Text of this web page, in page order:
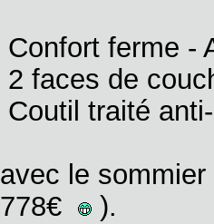
Confort ferme -
2 faces de
Coutil traité
avec le
778€
).